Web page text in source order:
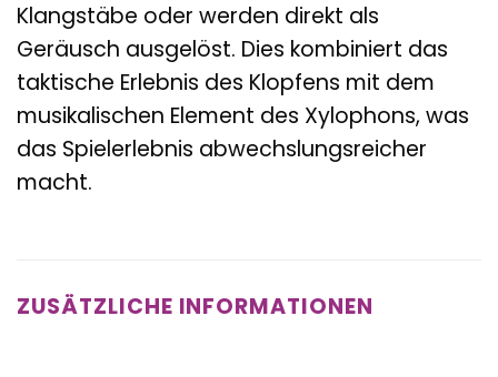
Klangstäbe oder werden direkt als
Geräusch ausgelöst. Dies kombiniert das
taktische Erlebnis des Klopfens mit dem
musikalischen Element des Xylophons, was
das Spielerlebnis abwechslungsreicher
macht.
ZUSÄTZLICHE INFORMATIONEN